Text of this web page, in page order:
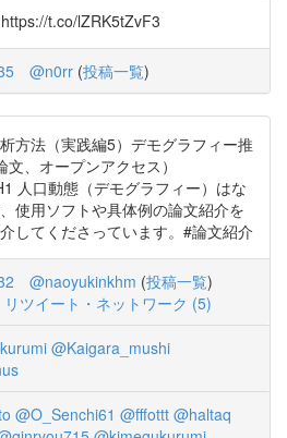
t.co/lZRK5tZvF3
@n0rr (投稿一覧)
方法（実践編5）デモグラフィー推
、オープンアクセス）
人口動態（デモグラフィー）はな
使用ソフトや具体例の論文紹介を
してくださっています。#論文紹介
@naoyukinkhm (投稿一覧)
リツイート・ネットワーク (5)
@Kaigara_mushi
@O_Senchi61 @fffottt @haltaq